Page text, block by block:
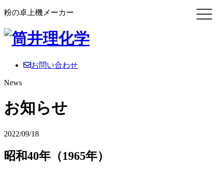
粉の卓上機メーカー
お問い合わせ
News
お知らせ
2022/09/18
昭和40年（1965年）